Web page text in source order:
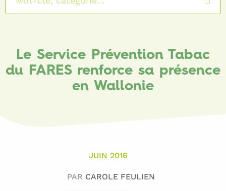
Le Service Prévention Tabac
du FARES renforce sa présence
en Wallonie
JUIN 2016
PAR CAROLE FEULIEN